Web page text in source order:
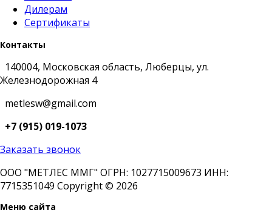
Дилерам
Сертификаты
Контакты
140004, Московская область, Люберцы, ул.
Железнодорожная 4
metlesw@gmail.com
+7 (915) 019-1073
Заказать звонок
ООО "МЕТЛЕС ММГ" ОГРН: 1027715009673 ИНН:
7715351049 Copyright © 2026
Меню сайта